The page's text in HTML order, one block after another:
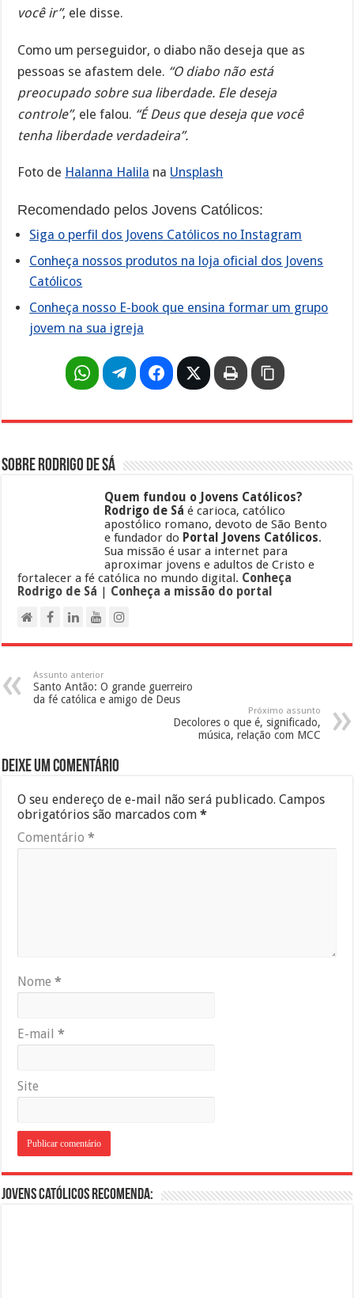
você ir”, ele disse.
Como um perseguidor, o diabo não deseja que as
pessoas se afastem dele. “O diabo não está
preocupado sobre sua liberdade. Ele deseja
controle”, ele falou. “É Deus que deseja que você
tenha liberdade verdadeira”.
Foto de Halanna Halila na Unsplash
Recomendado pelos Jovens Católicos:
Siga o perfil dos Jovens Católicos no Instagram
Conheça nossos produtos na loja oficial dos Jovens
Católicos
Conheça nosso E-book que ensina formar um grupo
jovem na sua igreja
Sobre Rodrigo de Sá
Quem fundou o Jovens Católicos?
Rodrigo de Sá é carioca, católico
apostólico romano, devoto de São Bento
e fundador do Portal Jovens Católicos.
Sua missão é usar a internet para
aproximar jovens e adultos de Cristo e
fortalecer a fé católica no mundo digital. Conheça
Rodrigo de Sá | Conheça a missão do portal
Assunto anterior
Santo Antão: O grande guerreiro
da fé católica e amigo de Deus
Próximo assunto
Decolores o que é, significado,
música, relação com MCC
Deixe um comentário
O seu endereço de e-mail não será publicado. Campos
obrigatórios são marcados com*
Comentário*
Nome*
E-mail*
Site
Jovens Católicos Recomenda: